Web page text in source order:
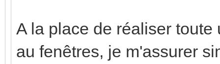
A la place de réaliser
au fenêtres, je m'assurer